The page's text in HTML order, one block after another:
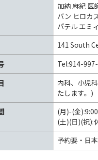
加納 麻紀 医
バン ヒロカ
パテル エミ
141 South
Tel:914-
内科、小児
たします。)
(月)-(金
(土)(日)(祝):
予約要・日